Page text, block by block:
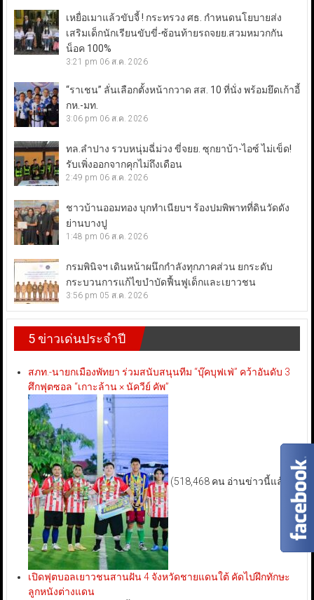
เหยื่อเมาแล้วขับจี้ ! กระทรวง ศธ. กำหนดนโยบายส่ง
เสริมเด็กนักเรียนขับขี่-ซ้อนท้ายรถจยย.สวมหมวกกัน
น็อค 100%
3:21 pm 06 ส.ค. 2026
“ราเชน” ลั่นเลือกตั้งหน้ากวาด สส. 10 ที่นั่ง พร้อมยึดเก้าอี้
กห.-มท.
3:06 pm 06 ส.ค. 2026
ทล.ลำปาง รวบหนุ่มฉี่ม่วง ขี่จยย. ซุกยาบ้า-ไอซ์ ไม่เข็ด!
รับเพิ่งออกจากคุกไม่ถึงเดือน
2:49 pm 06 ส.ค. 2026
ชาวบ้านออมทอง บุกทำเนียบฯ ร้องปมพิพาทที่ดินวัดดัง
ย่านบางปู
1:48 pm 06 ส.ค. 2026
กรมพินิจฯ เดินหน้าผนึกกำลังทุกภาคส่วน ยกระดับ
กระบวนการแก้ไขบำบัดฟื้นฟูเด็กและเยาวชน
3:56 pm 05 ส.ค. 2026
5 ข่าวเด่นประจำปี
สภท.-นายกเมืองพัทยา ร่วมสนับสนุนทีม “บุ๊คบุฟเฟ่” คว้าอันดับ 3
ศึกฟุตซอล “เกาะล้าน × นัควีย์ คัพ”
(518,468 คน อ่านข่าวนี้แล้ว)
เปิดฟุตบอลเยาวชนสานฝัน 4 จังหวัดชายแดนใต้ คัดไปฝึกทักษะ
ลูกหนังต่างแดน